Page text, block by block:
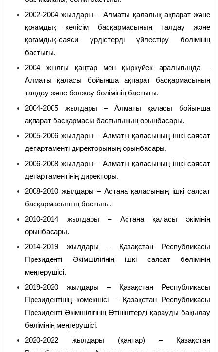
2002-2004 жылдары – Алматы қалалық ақпарат және
қоғамдық келісім басқармасының талдау және
қоғамдық-саяси үрдістерді үйлестіру бөлімінің
бастығы.
2004 жылғы қаңтар мен қыркүйек аралығында –
Алматы қаласы бойынша ақпарат басқармасының
талдау және болжау бөлімінің бастығы.
2004-2005 жылдары – Алматы қаласы бойынша
ақпарат басқармасы бастығының орынбасары.
2005-2006 жылдары – Алматы қаласының ішкі саясат
департаменті директорының орынбасары.
2006-2008 жылдары – Алматы қаласының ішкі саясат
департаментінің директоры.
2008-2010 жылдары – Астана қаласының ішкі саясат
басқармасының бастығы.
2010-2014 жылдары – Астана қаласы әкімінің
орынбасары.
2014-2019 жылдары – Қазақстан Республикасы
Президенті Әкімшілігінің ішкі саясат бөлімінің
меңгерушісі.
2019-2020 жылдары – Қазақстан Республикасы
Президентінің көмекшісі – Қазақстан Республикасы
Президенті Әкімшілігінің Өтініштерді қарауды бақылау
бөлімінің меңгерушісі.
2020-2022 жылдары (қаңтар) – Қазақстан